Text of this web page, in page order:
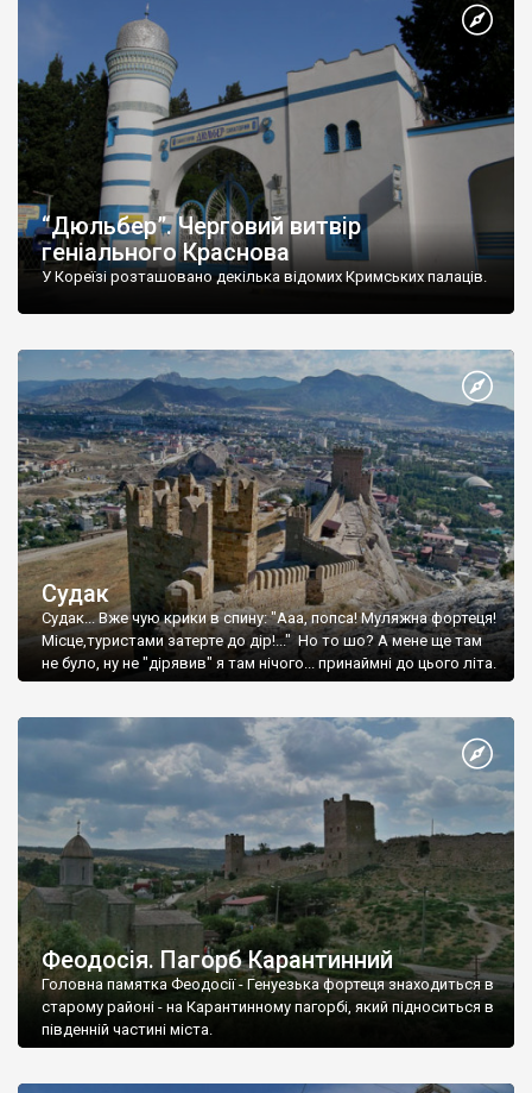
“Дюльбер”. Черговий витвір
геніального Краснова
У Кореїзі розташовано декілька відомих Кримських палаців.
Судак
Судак... Вже чую крики в спину: "Ааа, попса! Муляжна фортеця!
Місце,туристами затерте до дір!..." Но то шо? А мене ще там
не було, ну не "дірявив" я там нічого... принаймні до цього літа.
Феодосія. Пагорб Карантинний
Головна памятка Феодосії - Генуезька фортеця знаходиться в
старому районі - на Карантинному пагорбі, який підноситься в
південній частині міста.